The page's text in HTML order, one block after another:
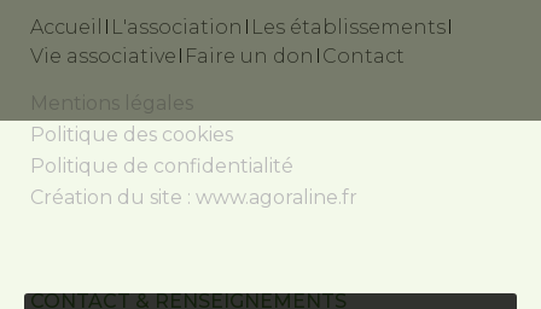
Accueil L'association Les établissements
Vie associative Faire un don Contact
Mentions légales
Politique des cookies
Politique de confidentialité
Création du site : www.agoraline.fr
CONTACT & RENSEIGNEMENTS